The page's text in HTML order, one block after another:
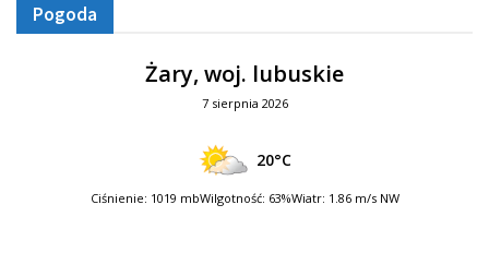
Pogoda
Żary, woj. lubuskie
7 sierpnia 2026
20°C
Ciśnienie: 1019 mbWilgotność: 63%Wiatr: 1.86 m/s NW